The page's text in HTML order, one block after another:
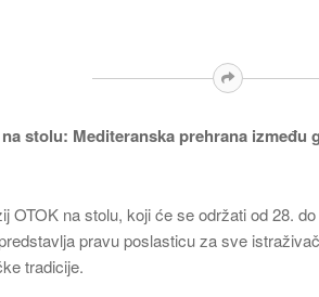
stolu: Mediteranska prehrana
OTOK na stolu, koji će se održati od 28.
pravu poslasticu za sve
tradicije.